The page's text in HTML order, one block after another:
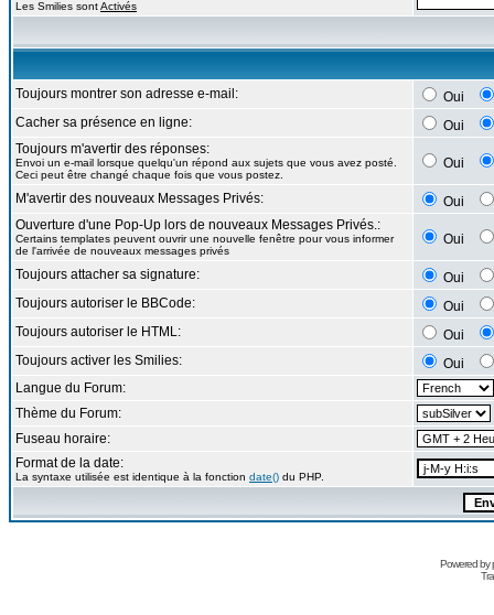
Les Smilies sontActivés
Toujours montrer son adresse e-mail:
Oui
Cacher sa présence en ligne:
Oui
Toujours m'avertir des réponses:
Envoi un e-mail lorsque quelqu'un répond aux sujets que vous avez posté.
Ceci peut être changé chaque fois que vous postez.
Oui
M'avertir des nouveaux Messages Privés:
Oui
Ouverture d'une Pop-Up lors de nouveaux Messages Privés.:
Certains templates peuvent ouvrir une nouvelle fenêtre pour vous informer
de l'arrivée de nouveaux messages privés
Oui
Toujours attacher sa signature:
Oui
Toujours autoriser le BBCode:
Oui
Toujours autoriser le HTML:
Oui
Toujours activer les Smilies:
Oui
Langue du Forum:
Thème du Forum:
Fuseau horaire:
Format de la date:
La syntaxe utilisée est identique à la fonction date() du PHP.
Powered by